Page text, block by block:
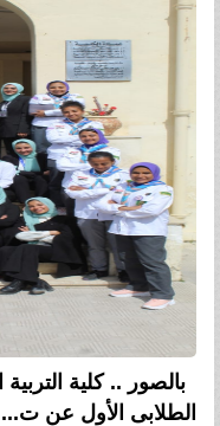
بالصور .. كلية
الطلابى الأول عن ت...